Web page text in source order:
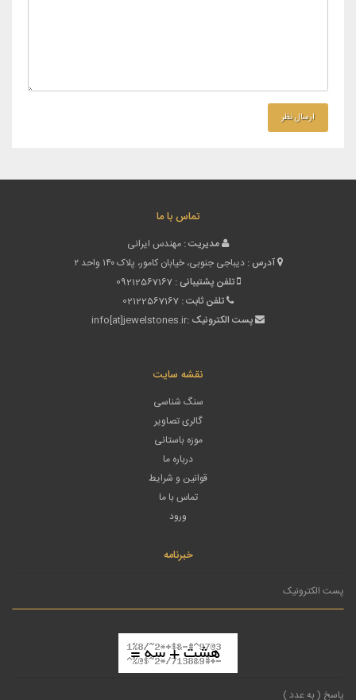
تماس با ما
مدیریت : مهندس ایرانی
آدرس : دیباجی جنوبی، خیابان کامور، پلاک ۱۴۰ واحد ۲
تلفن پشتیبانی : 09212567167
تلفن ثابت : 02122567167
پست الکترونیک :info[at]jewelstones.ir
نقشه سایت
سنگ شناسی
گالری تصاویر
موزه باستانی
درباره ما
قوانین و شرایط
تماس با ما
ورود
خبرنامه